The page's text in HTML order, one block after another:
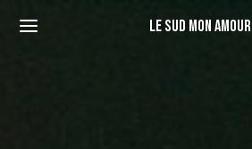
LE SUD MON AMOUR